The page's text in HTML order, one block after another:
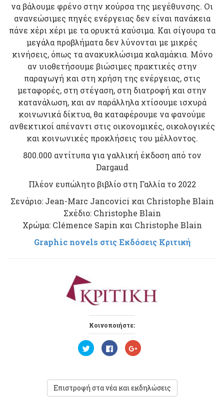
να βάλουμε φρένο στην κούρσα της μεγέθυνσης. Οι
ανανεώσιμες πηγές ενέργειας δεν είναι πανάκεια
πάνε χέρι χέρι με τα ορυκτά καύσιμα. Και σίγουρα τα
μεγάλα προβλήματα δεν λύνονται με μικρές
κινήσεις, όπως τα ανακυκλώσιμα καλαμάκια. Μόνο
αν υιοθετήσουμε βιώσιμες πρακτικές στην
παραγωγή και στη χρήση της ενέργειας, στις
μεταφορές, στη στέγαση, στη διατροφή και στην
κατανάλωση, και αν παράλληλα χτίσουμε ισχυρά
κοινωνικά δίκτυα, θα καταφέρουμε να φανούμε
ανθεκτικοί απέναντι στις οικονομικές, οικολογικές
και κοινωνικές προκλήσεις του μέλλοντος.
800.000 αντίτυπα για γαλλική έκδοση από τον
Dargaud
Πλέον ευπώλητο βιβλίο στη Γαλλία το 2022
Σενάριο: Jean-Marc Jancovici και Christophe Blain
Σχέδιο: Christophe Blain
Χρώμα: Clémence Sapin και Christophe Blain
Graphic novels στις Εκδόσεις Κριτική
Κοινοποιήστε:
Κ
λ
α
ν
α
Π
α
ε
γ
ι
Κ
λ
α
ν
α
Επιστροφή στα νέα και εκδηλώσεις